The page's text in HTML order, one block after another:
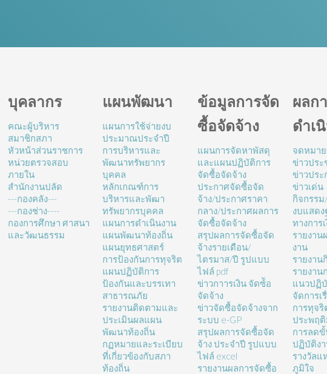
บุคลากร
คณะผู้บริหาร
สมาชิกสภา
หัวหน้าส่วนราชการ
หน่วยตรวจสอบ
ภายใน
สำนักงานปลัด
---กองคลัง---
---กองช่าง----
กองการศึกษา ศาสนา
และวัฒนธรรม
แผนพัฒนา
แผนการใช้จ่ายงบ
ประมาณประจำปี
การบริหารและ
พัฒนาทรัพยากร
บุคคล
หลักเกณฑ์การ
บริหารและพัฒา
ทรัพยากรบุคคล
แผนการดำเนินงาน
แผนพัฒนาท้องถิ่น
แผนยุทธศาสตร์
การป้องกันการทุจริต
แผนปฏิบัติการ
ป้องกันและบรรเทา
สาธารณภัย
รายงานติดตามและ
ประเมินผลแผน
พัฒนาท้องถิ่น
กฏหมายและระเบียบ
ที่เกี่ยวข้องกับสภา
ท้องถิ่น
ข้อมูลการจัด
ซื้อจัดจ้าง
แผนการจัดหาพัสดุ
และแผนปฏิบัติการ
จัดซื้อจัดจ้าง
ประกาศจัดซื้อจัด
จ้าง/ประกาศราคา
กลาง/ประกาศผลการ
จัดซื้อจัดจ้าง
สรุปผลการจัดซื้อจัด
จ้างรายเดือน/
ไตรมาส/ปี รูปแบบ
ไฟล์ pdf
ข่าวกาารเงิน จัดซ์้อ
จัดจ้าง
ข่าวจัดซื้อจัดจ้างจาก
ระบบ e-GP
สรุปผลการจัดซื้อจัด
จ้าง ประจำปี รูปแบบ
ไฟล์ excel
รายงานผลการจัดซื้อ
ผลก
ดำเ
จดหมา
ข่าวปร
ข่าวประ
ข่าวเด่น
กิจกรรม
งบแสดง
ทางการ
รายงาน
งาน
รายงาน
รายงาน
แนวปฏิ
จัดการเ
การทุจ
ประพฤ
การลด
ปฏิบัติง
รางวัลแ
ภูมิใจ